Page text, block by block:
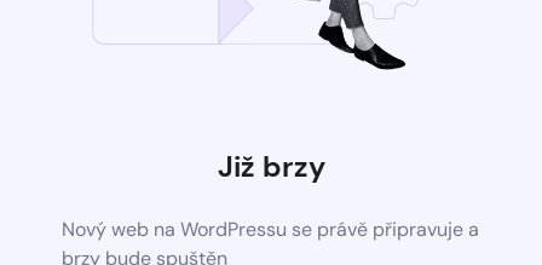
Již brzy
Nový web na WordPressu se právě připravuje a
brzy bude spuštěn